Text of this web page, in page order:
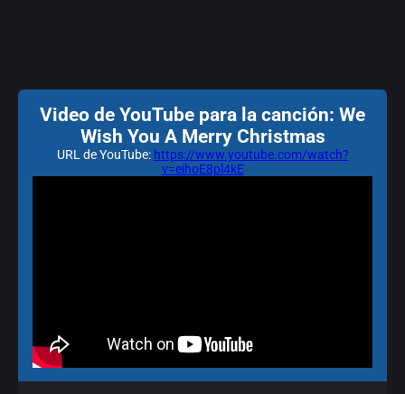
Video de YouTube para la canción: We
Wish You A Merry Christmas
URL de YouTube: https://www.youtube.com/watch?
v=eihoE8pl4kE